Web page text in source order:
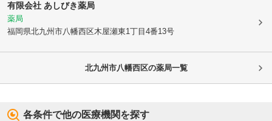
有限会社 あしびき薬局
薬局
福岡県北九州市八幡西区木屋瀬東1丁目4番13号
北九州市八幡西区の薬局一覧
各条件で他の医療機関を探す